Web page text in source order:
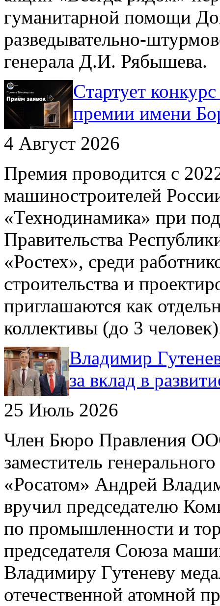
гуманитарной помощи
разведывательно-
генерала Д.И. Рябышева.
Cтартует
премии имени
4 Август 2026
Премия проводится с
машиностроителей
«Технодинамика» при
Правительства
«Ростех», среди
строительства и
приглашаются как
коллективы (до 3
Владимир
за вклад в
25 Июль 2026
Член Бюро Правления
заместитель
«Росатом» Андрей
вручил председателю
по промышленности и
председателя Союза
Владимиру Гутеневу
отечественной атомной